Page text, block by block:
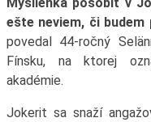
ešte neviem, či budem
povedal 44-ročný
Fínsku, na ktorej
akadémie.
Jokerit sa snaží